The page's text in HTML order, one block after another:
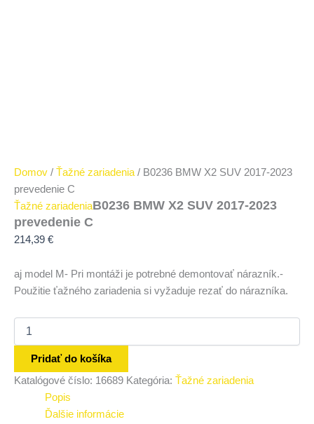
Domov / Ťažné zariadenia / B0236 BMW X2 SUV 2017-2023
prevedenie C
Ťažné zariadeniaB0236 BMW X2 SUV 2017-2023
prevedenie C
214,39 €
aj model M- Pri montáži je potrebné demontovať nárazník.-
Použitie ťažného zariadenia si vyžaduje rezať do nárazníka.
Pridať do košíka
Katalógové číslo: 16689 Kategória: Ťažné zariadenia
Popis
Ďalšie informácie